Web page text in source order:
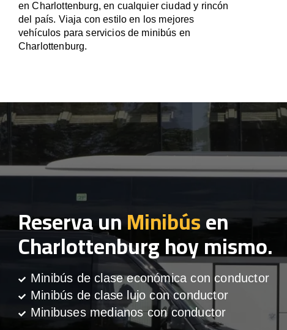
en Charlottenburg, en cualquier ciudad y rincón
del país. Viaja con estilo en los mejores
vehículos para servicios de minibús en
Charlottenburg.
Reserva unMinibúsen
Charlottenburg hoy mismo.
Minibús de clase económica con conductor
Minibús de clase lujo con conductor
Minibuses medianos con conductor